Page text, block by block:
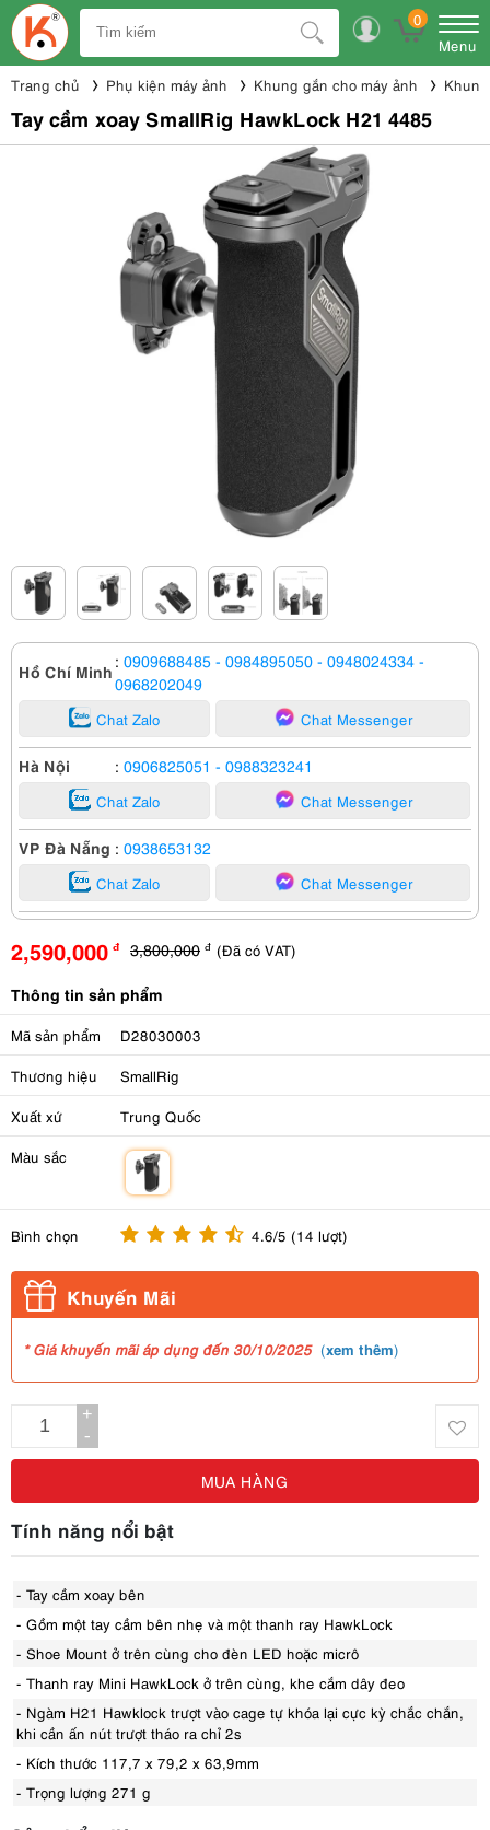
0
Menu
Trang chủ Phụ kiện máy ảnh Khung gắn cho máy ảnh
Tay cầm xoay SmallRig HawkLock H21 4485
Hồ Chí Minh : 0909688485 - 0984895050 - 0948024334 -
0968202049
Chat Zalo Chat Messenger
Hà Nội : 0906825051 - 0988323241
Chat Zalo Chat Messenger
VP Đà Nẵng : 0938653132
Chat Zalo Chat Messenger
2,590,000 đ 3,800,000 đ (Đã có VAT)
Thông tin sản phẩm
Mã sản phẩm D28030003
Thương hiệu SmallRig
Xuất xứ Trung Quốc
Màu sắc
Bình chọn 4.6/5 (14 lượt)
Khuyến Mãi
* Giá khuyến mãi áp dụng đến 30/10/2025 (xem thêm)
+
-
MUA HÀNG
Tính năng nổi bật
- Tay cầm xoay bên
- Gồm một tay cầm bên nhẹ và một thanh ray HawkLock
- Shoe Mount ở trên cùng cho đèn LED hoặc micrô
- Thanh ray Mini HawkLock ở trên cùng, khe cắm dây đeo
- Ngàm H21 Hawklock trượt vào cage tự khóa lại cực kỳ chắc chắn,
khi cần ấn nút trượt tháo ra chỉ 2s
- Kích thước 117,7 x 79,2 x 63,9mm
- Trọng lượng 271 g